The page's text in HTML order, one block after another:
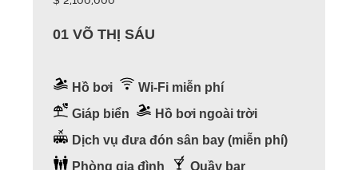
01 VÕ THỊ SÁU
Hồ bơi
Wi-Fi miễn phí
Giáp biển
Hồ bơi ngoài trời
Dịch vụ đưa đón sân bay (miễn phí)
Phòng gia đình
Quầy bar